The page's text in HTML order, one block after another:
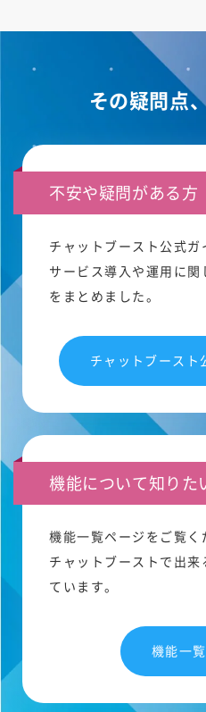
その疑問点
不安や疑問がある方
チャットブースト公式ガ
サービス導入や運用に関
をまとめました。
チャットブースト
機能について知りた
機能一覧ページをご覧く
チャットブーストで出来
ています。
機能一